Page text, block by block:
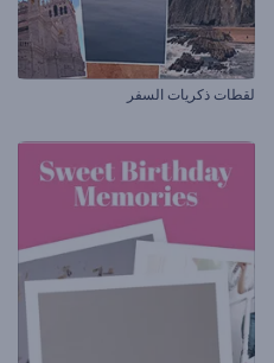
لقطات ذكريات السفر